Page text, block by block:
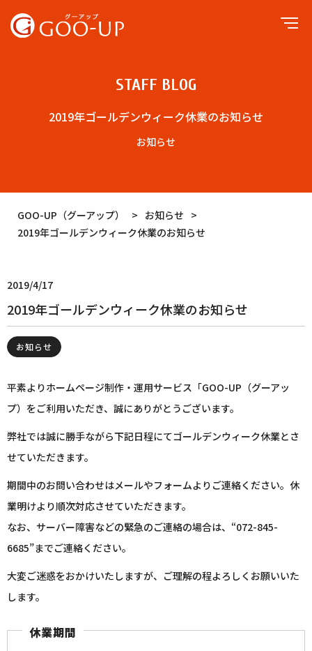
STAFF BLOG
2019年ゴールデンウィーク休業のお知らせ
お知らせ
GOO-UP（グーアップ） > お知らせ >
2019年ゴールデンウィーク休業のお知らせ
2019/4/17
2019年ゴールデンウィーク休業のお知らせ
お知らせ
平素よりホームページ制作・運用サービス「GOO-UP（グーアッ
プ）をご利用いただき、誠にありがとうございます。
弊社では誠に勝手ながら下記日程にてゴールデンウィーク休業とさ
せていただきます。
期間中のお問い合わせはメールやフォームよりご連絡ください。休
業明けより順次対応させていただきます。
なお、サーバー障害などの緊急のご連絡の場合は、“072-845-
6685”までご連絡ください。
大変ご迷惑をおかけいたしますが、ご理解の程よろしくお願いいた
します。
休業期間